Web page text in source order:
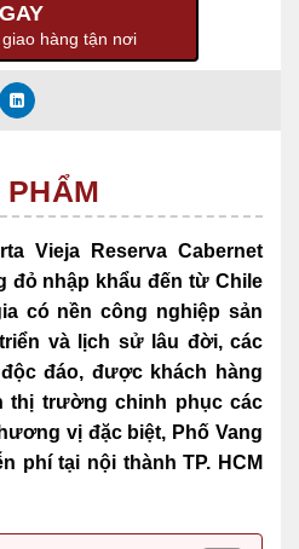
hàng tận nơi
Vieja Reserva Cabernet
đỏ nhập khẩu đến từ Chile
có nền công nghiệp sản
và lịch sử lâu đời,các
đáo, được khách hàng
thị trường chinh phục các
vị đặc biệt, Phố Vang
phí tại nội thành TP. HCM